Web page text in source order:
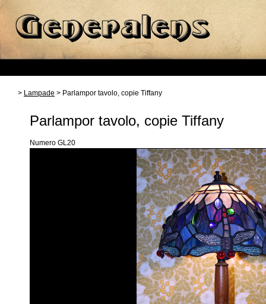
> Lampade > Parlampor tavolo, copie Tiffany
Parlampor tavolo, copie Tiffany
Numero GL20